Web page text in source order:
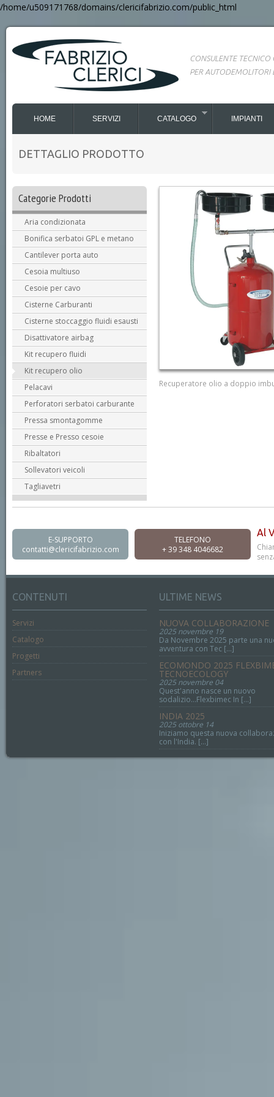
/home/u509171768/domains/clericifabrizio.com/public_html
CONSULENTE
PER AUTODEMOLITORI
HOME SERVIZI CATALOGO IMPIANTI
DETTAGLIO PRODOTTO
Categorie Prodotti
Aria condizionata
Bonifica serbatoi GPL e metano
Cantilever porta auto
Cesoia multiuso
Cesoie per cavo
Cisterne Carburanti
Cisterne stoccaggio fluidi esausti
Disattivatore airbag
Kit recupero fluidi
Kit recupero olio
Pelacavi
Perforatori serbatoi carburante
Pressa smontagomme
Presse e Presso cesoie
Ribaltatori
Sollevatori veicoli
Tagliavetri
Recuperatore olio a doppio
E-SUPPORTO
contatti@clericifabrizio.com
TELEFONO
+ 39 348 4046682
Al
CONTENUTI
Servizi
Catalogo
Progetti
Partners
ULTIME NEWS
NUOVA COLLABORAZIONE
2025 novembre 19
Da Novembre 2025 parte una
avventura con Tec [...]
ECOMONDO 2025
TECNOECOLOGY
2025 novembre 04
Quest'anno nasce un nuovo
sodalizio...Flexbimec In [...]
INDIA 2025
2025 ottobre 14
Iniziamo questa nuova
con l'India. [...]